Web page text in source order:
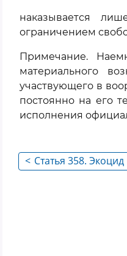
наказывается
ограничением
Примечание.
материального
участвующего в
постоянно на его
исполнения
< Статья 358. Экоцид